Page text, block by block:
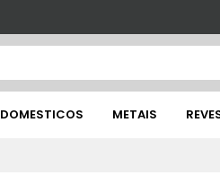
METAIS